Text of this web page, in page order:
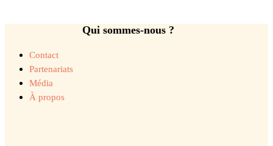
Qui sommes-nous ?
Contact
Partenariats
Média
À propos